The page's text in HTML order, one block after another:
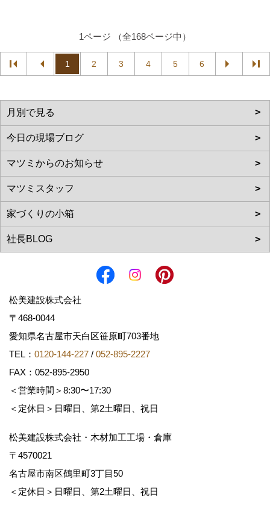
1ページ （全168ページ中）
1 2 3 4 5 6
松美建設株式会社
〒468-0044
愛知県名古屋市天白区笹原町703番地
TEL： 0120-144-227 / 052-895-2227
FAX：052-895-2950
＜営業時間＞8:30〜17:30
＜定休日＞日曜日、第2土曜日、祝日
松美建設株式会社・木材加工工場・倉庫
〒4570021
名古屋市南区鶴里町3丁目50
＜定休日＞日曜日、第2土曜日、祝日